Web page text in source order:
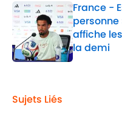
France -
personne
affiche
la demi
Published
Sujets Liés